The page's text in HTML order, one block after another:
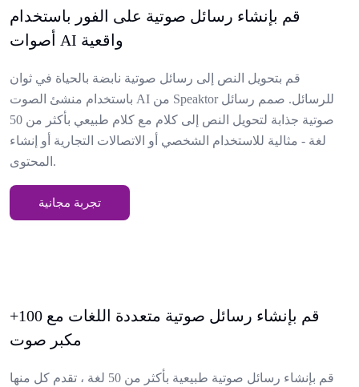
قم بإنشاء رسائل صوتية على الفور باستخدام
أصوات AI واقعية
قم بتحويل النص إلى رسائل صوتية نابضة بالحياة في ثوان
باستخدام منشئ الصوت AI من Speaktor للرسائل. صمم رسائل
صوتية جذابة لتحويل النص إلى كلام مع كلام طبيعي بأكثر من 50
لغة - مثالية للاستخدام الشخصي أو الاتصالات التجارية أو إنشاء
المحتوى.
تجربة مجانية
قم بإنشاء رسائل صوتية متعددة اللغات مع 100+
مكبر صوت
قم بإنشاء رسائل صوتية طبيعية بأكثر من 50 لغة ، تقدم كل منها